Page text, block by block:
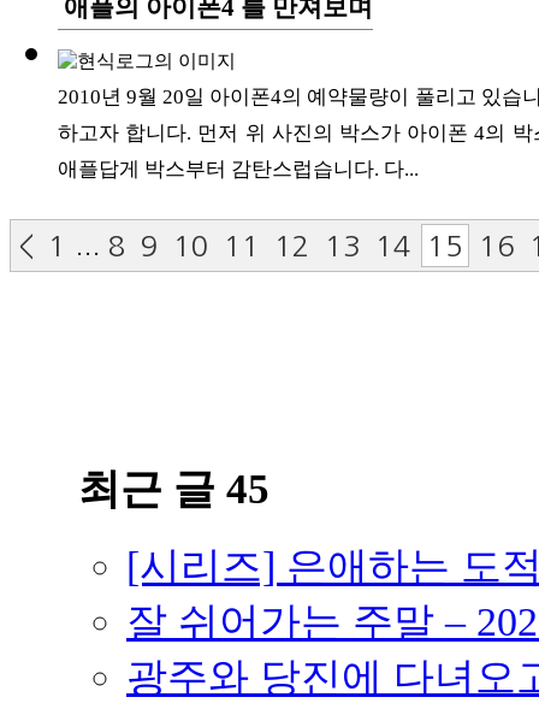
애플의 아이폰4 를 만져보며
2010년 9월 20일 아이폰4의 예약물량이 풀리고 있습
하고자 합니다. 먼저 위 사진의 박스가 아이폰 4의
애플답게 박스부터 감탄스럽습니다. 다...
< 1 8 9 10 11 12 13 14 15 16
최근 글 45
[시리즈] 은애하는 도
잘 쉬어가는 주말 –
광주와 당진에 다녀오